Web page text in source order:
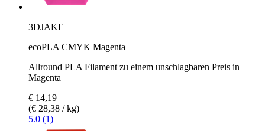
3DJAKE
ecoPLA CMYK Magenta
Allround PLA Filament zu einem unschlagbaren Preis in
Magenta
€ 14,19
(€ 28,38 / kg)
5.0 (1)